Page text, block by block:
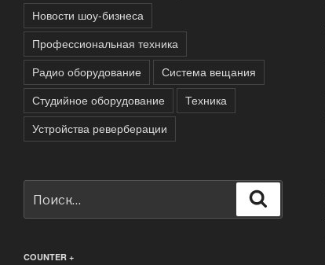
Новости шоу-бизнеса
Профессиональная техника
Радио оборудование
Система вещания
Студийное оборудование
Техника
Устройства реверберации
COUNTER +